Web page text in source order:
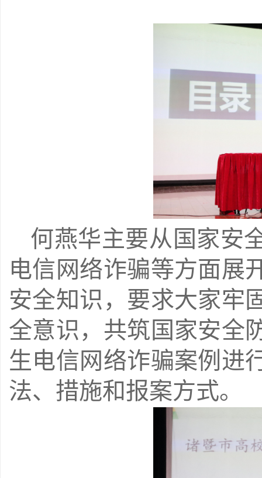
何燕华主要从国家安
电信网络诈骗等方面展
安全知识，要求大家牢
全意识，共筑国家安全
生电信网络诈骗案例进
法、措施和报案方式。